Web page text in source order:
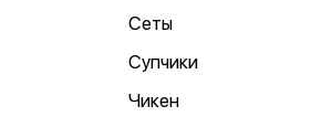
Сеты
Супчики
Чикен